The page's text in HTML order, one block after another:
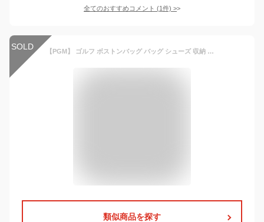
全てのおすすめコメント (1件) >
SOLD 【PGM】 ゴルフ ボストンバッグ バッグ シューズ 収納 シューズバッグ メンズ レディース シューズケース ハンドル付き バッグ 鞄 持ち運び モノグラム golf 白 防撥水 通気性 臭くない 韓国 軽い ミニ 収納 スポーツシューズケース サッカー 軽量 旅行 防水 男の子 女の子
類似商品を探す